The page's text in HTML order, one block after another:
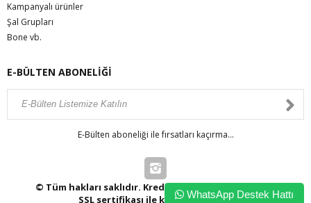
Kampanyalı ürünler
Şal Grupları
Bone vb.
E-BÜLTEN ABONELİĞİ
E-Bülten aboneliği ile fırsatları kaçırma...
© Tüm hakları saklıdır. Kredi kartı bilgileriniz 256bit
SSL sertifikası ile korunmaktadır.WhatsApp Destek Hattı